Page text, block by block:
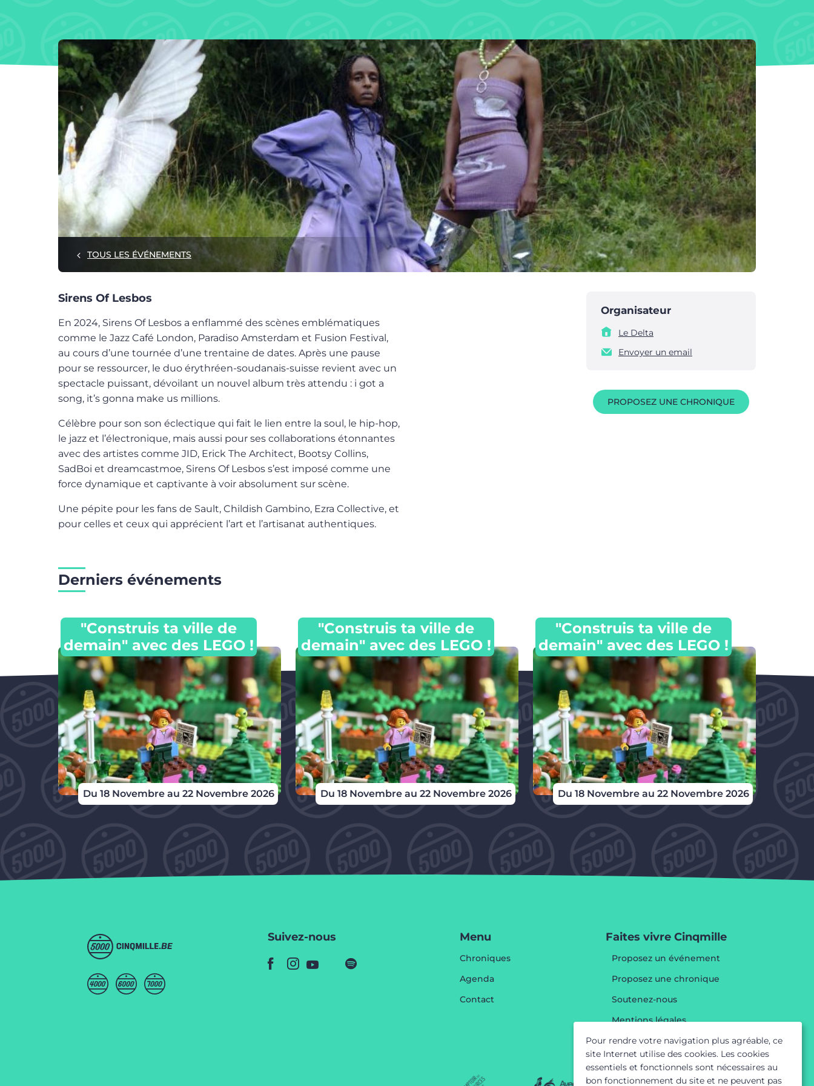
TOUS LES ÉVÉNEMENTS
Sirens Of Lesbos
En 2024, Sirens Of Lesbos a enflammé des scènes emblématiques
comme le Jazz Café London, Paradiso Amsterdam et Fusion Festival,
au cours d’une tournée d’une trentaine de dates. Après une pause
pour se ressourcer, le duo érythréen-soudanais-suisse revient avec un
spectacle puissant, dévoilant un nouvel album très attendu : i got a
song, it’s gonna make us millions.
Célèbre pour son son éclectique qui fait le lien entre la soul, le hip-hop,
le jazz et l’électronique, mais aussi pour ses collaborations étonnantes
avec des artistes comme JID, Erick The Architect, Bootsy Collins,
SadBoi et dreamcastmoe, Sirens Of Lesbos s’est imposé comme une
force dynamique et captivante à voir absolument sur scène.
Une pépite pour les fans de Sault, Childish Gambino, Ezra Collective, et
pour celles et ceux qui apprécient l’art et l’artisanat authentiques.
Organisateur
Le Delta
Envoyer un email
PROPOSEZ UNE CHRONIQUE
Derniers événements
Du 18 Novembre au 22 Novembre 2026
"Construis ta ville de
demain" avec des LEGO !
Du 18 Novembre au 22 Novembre 2026
"Construis ta ville de
demain" avec des LEGO !
Du 18 Novembre au 22 Novembre 2026
"Construis ta ville de
demain" avec des LEGO !
Suivez-nous Menu
Chroniques
Agenda
Contact
Faites vivre Cinqmille
Proposez un événement
Proposez une chronique
Soutenez-nous
Mentions légales
Pour rendre votre navigation plus agréable, ce
site Internet utilise des cookies. Les cookies
essentiels et fonctionnels sont nécessaires au
bon fonctionnement du site et ne peuvent pas